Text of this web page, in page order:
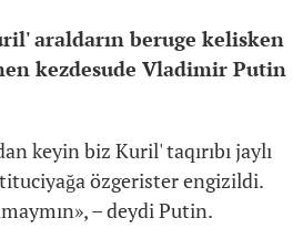
araldarın beruge kelisken
kezdesude Vladimir Putin
keyin biz Kuril' taqırıbı jaylı
özgerister engizildi.
– deydi Putin.